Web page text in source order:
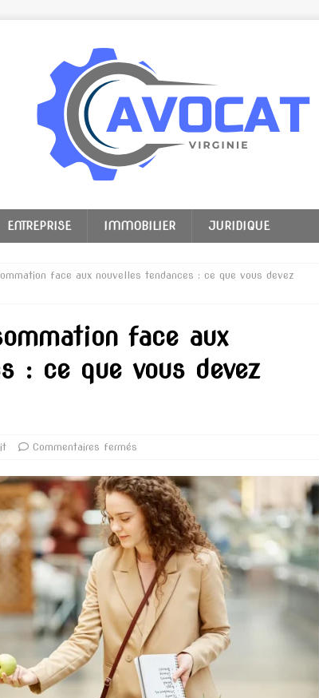
ENTREPRISE IMMOBILIER JURIDIQUE
face aux nouvelles tendances : ce que vous devez
face aux
: ce que vous devez
Commentaires fermés